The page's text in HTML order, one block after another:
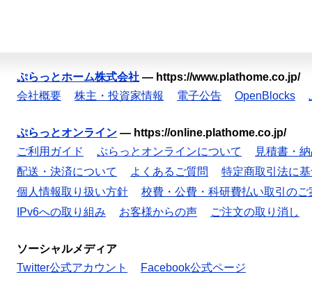
ぷらっとホーム株式会社 — https://www.plathome.co.jp/
会社概要
株主・投資家情報 電子公告 OpenBlocks
ぷらっとオンライン — https://online.plathome.co.jp/
ご利用ガイド
ぷらっとオンラインについて
見積書・
配送・決済について
よくあるご質問
特定商取引法に
個人情報取り扱い方針
校費・公費・科研費払い取引のご
IPv6への取り組み
お客様からの声 ご注文の取り消し
ソーシャルメディア
Twitter公式アカウント
Facebook公式ページ